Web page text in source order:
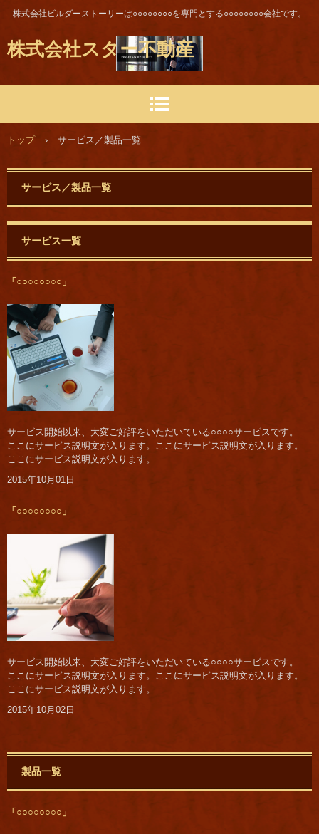
株式会社スター不動産
株式会社ビルダーストーリーは○○○○○○○○を専門とする○○○○○○○○会社です。
トップ › サービス／製品一覧
サービス／製品一覧
サービス一覧
「○○○○○○○○」
サービス開始以来、大変ご好評をいただいている○○○○サービスです。
ここにサービス説明文が入ります。ここにサービス説明文が入ります。
ここにサービス説明文が入ります。
2015年10月01日
「○○○○○○○○」
サービス開始以来、大変ご好評をいただいている○○○○サービスです。
ここにサービス説明文が入ります。ここにサービス説明文が入ります。
ここにサービス説明文が入ります。
2015年10月02日
製品一覧
「○○○○○○○○」